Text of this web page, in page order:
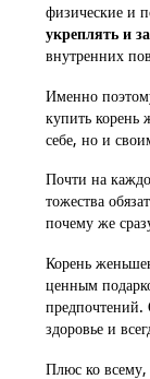
физические и
укреплять и
внутренних
Именно
купить корень
себе, но и
Почти на
тожества
почему же
Корень
ценным
предпочтений.
здоровье и
Плюс ко всему,